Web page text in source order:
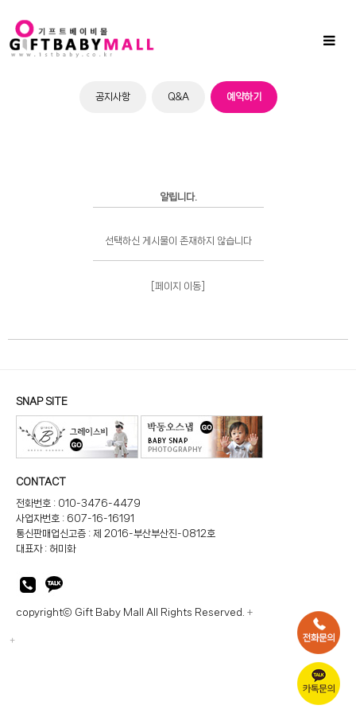
Toggle
Promotion
공지사항 Q&A 예약하기
알립니다.
선택하신 게시물이 존재하지 않습니다
[페이지 이동]
SNAP SITE
CONTACT
전화번호 : 010-3476-4479
사업자번호 : 607-16-16191
통신판매업신고증 : 제 2016-부산부산진-0812호
대표자 : 허미화
copyrightⓒ Gift Baby Mall All Rights Reserved. +